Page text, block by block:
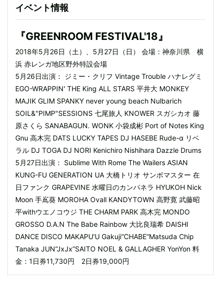
イベント情報
『GREENROOM FESTIVAL'18』
2018年5月26日（土）、5月27日（日） 会場：神奈川県 横
浜 赤レンガ地区野外特設会場
5月26日出演： ジミー・クリフ Vintage Trouble ハナレグミ
EGO-WRAPPIN' THE King ALL STARS 平井大 MONKEY
MAJIK GLIM SPANKY never young beach Nulbarich
SOIL&"PIMP"SESSIONS 七尾旅人 KNOWER スガシカオ 藤
原さくら SANABAGUN. WONK 小袋成彬 Port of Notes King
Gnu 高木完 DATS LUCKY TAPES DJ HASEBE Rude-α リベ
ラル DJ TOGA DJ NORI Kenichiro Nishihara Dazzle Drums
5月27日出演： Sublime With Rome The Wailers ASIAN
KUNG-FU GENERATION UA 大橋トリオ サンボマスター 在
日ファンク GRAPEVINE 水曜日のカンパネラ HYUKOH Nick
Moon 手嶌葵 MOROHA Ovall KANDYTOWN 高野寛 武藤昭
平withウエノコウジ THE CHARM PARK 高木完 MONDO
GROSSO D.A.N The Babe Rainbow 大比良瑞希 DAISHI
DANCE DISCO MAKAPU'U Gakuji“CHABE”Matsuda Chip
Tanaka JUN“JxJx”SAITO NOEL & GALLAGHER YonYon 料
金：1日券11,730円 2日券19,000円